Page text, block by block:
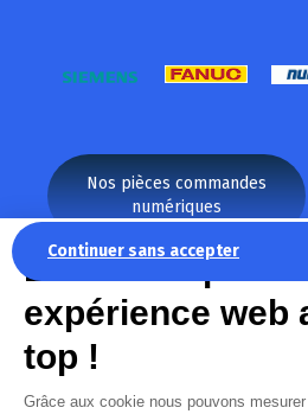
Continuer sans accepter
La recette pour
expérience web
top !
Grâce aux cookie nous pouvons
Nos pièces commandes
numériques